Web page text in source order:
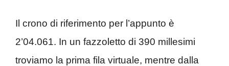
Il crono di riferimento per l’appunto è
2’04.061. In un fazzoletto di 390 millesimi
troviamo la prima fila virtuale, mentre dalla